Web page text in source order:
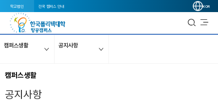
학교법인 전국 캠퍼스 안내 KOR
캠퍼스생활 공지사항
캠퍼스생활
공지사항